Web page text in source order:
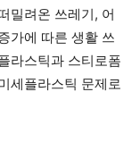
밀려온 쓰레기, 어
가에 따른 생활 쓰
라스틱과 스티로폼
세플라스틱 문제로